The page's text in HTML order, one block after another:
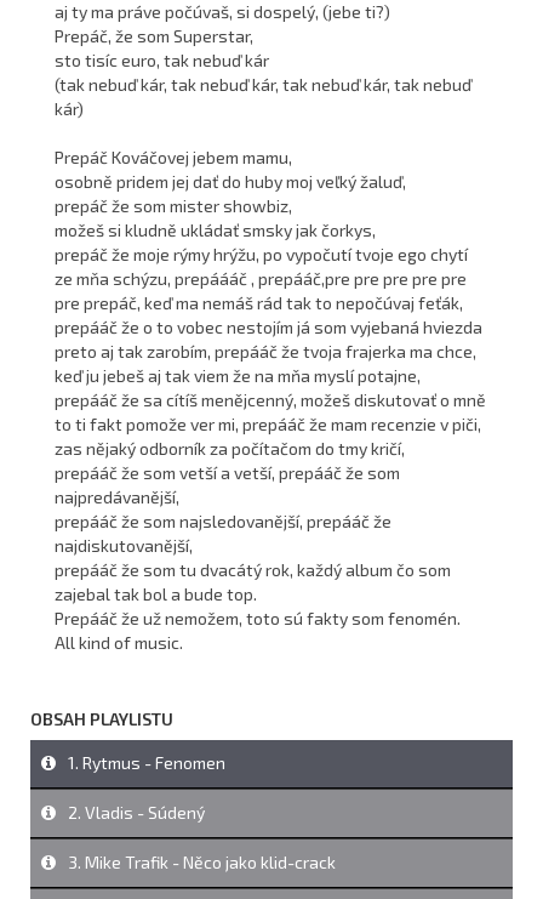
aj ty ma práve počúvaš, si dospelý, (jebe ti?)
Prepáč, že som Superstar,
sto tisíc euro, tak nebuď kár
(tak nebuď kár, tak nebuď kár, tak nebuď kár, tak nebuď
kár)
Prepáč Kováčovej jebem mamu,
osobně pridem jej dať do huby moj veľký žaluď,
prepáč že som mister showbiz,
možeš si kludně ukládať smsky jak čorkys,
prepáč že moje rýmy hrýžu, po vypočutí tvoje ego chytí
ze mňa schýzu, prepáááč , prepááč,pre pre pre pre pre
pre prepáč, keď ma nemáš rád tak to nepočúvaj feťák,
prepááč že o to vobec nestojím já som vyjebaná hviezda
preto aj tak zarobím, prepááč že tvoja frajerka ma chce,
keď ju jebeš aj tak viem že na mňa myslí potajne,
prepááč že sa cítíš menějcenný, možeš diskutovať o mně
to ti fakt pomože ver mi, prepááč že mam recenzie v piči,
zas nějaký odborník za počítačom do tmy kričí,
prepááč že som vetší a vetší, prepááč že som
najpredávanější,
prepááč že som najsledovanější, prepááč že
najdiskutovanější,
prepááč že som tu dvacátý rok, každý album čo som
zajebal tak bol a bude top.
Prepááč že už nemožem, toto sú fakty som fenomén.
All kind of music.
OBSAH PLAYLISTU
1. Rytmus - Fenomen
2. Vladis - Súdený
3. Mike Trafik - Něco jako klid-crack